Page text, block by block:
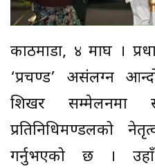
काठमाडौँ, ४ माघ ।
‘प्रचण्ड’ असंलग्न
शिखर सम्मेलनमा
प्रतिनिधिमण्डलको
गर्नुभएको छ ।